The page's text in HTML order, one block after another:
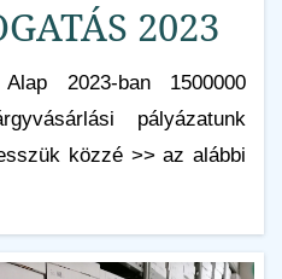
2023
2023-ban 1500000
pályázatunk
közzé >> az alábbi